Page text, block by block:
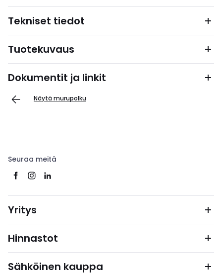
Tekniset tiedot
Tuotekuvaus
Dokumentit ja linkit
Näytä murupolku
Seuraa meitä
Yritys
Hinnastot
Sähköinen kauppa